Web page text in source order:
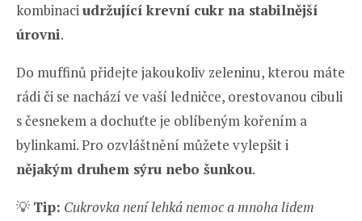
kombinaciudržující krevní cukr na stabilnější
úrovni.
Do muffinů přidejte jakoukoliv zeleninu, kterou máte
rádi či se nachází ve vaší ledničce, orestovanou cibuli
s česnekem a dochuťte je oblíbeným kořením a
bylinkami. Pro ozvláštnění můžete vylepšit i
nějakým druhem sýru nebo šunkou.
💡 Tip: Cukrovka není lehká nemoc a mnoha lidem